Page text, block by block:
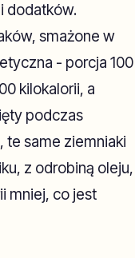
dodatków.
smażone w
- porcja 100
kilokalorii, a
podczas
te same ziemniaki
z odrobiną oleju,
mniej, co jest